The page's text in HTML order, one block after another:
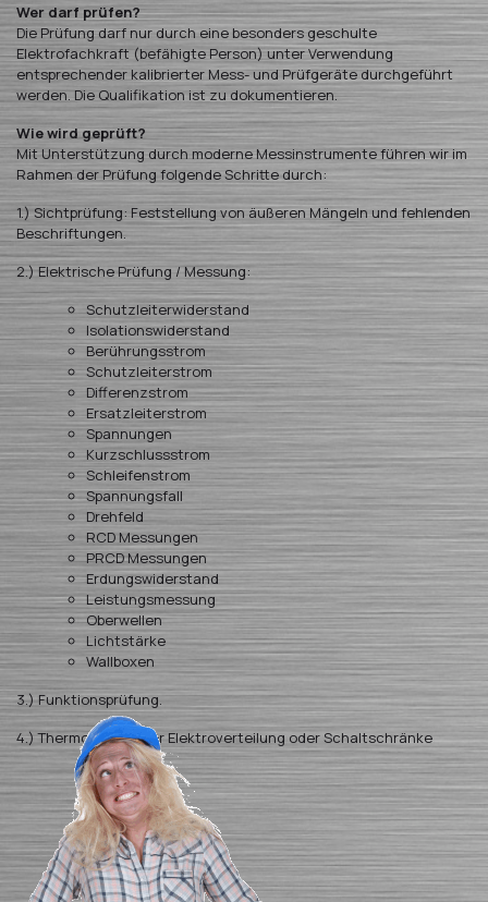
Wer darf prüfen?
Die Prüfung darf nur durch eine besonders geschulte
Elektrofachkraft (befähigte Person) unter Verwendung
entsprechender kalibrierter Mess- und Prüfgeräte durchgeführt
werden. Die Qualifikation ist zu dokumentieren.
Wie wird geprüft?
Mit Unterstützung durch moderne Messinstrumente führen wir im
Rahmen der Prüfung folgende Schritte durch:
1.) Sichtprüfung: Feststellung von äußeren Mängeln und fehlenden
Beschriftungen.
2.) Elektrische Prüfung / Messung:
Schutzleiterwiderstand
Isolationswiderstand
Berührungsstrom
Schutzleiterstrom
Differenzstrom
Ersatzleiterstrom
Spannungen
Kurzschlussstrom
Schleifenstrom
Spannungsfall
Drehfeld
RCD Messungen
PRCD Messungen
Erdungswiderstand
Leistungsmessung
Oberwellen
Lichtstärke
Wallboxen
3.) Funktionsprüfung.
4.) Thermografie Ihrer Elektroverteilung oder Schaltschränke